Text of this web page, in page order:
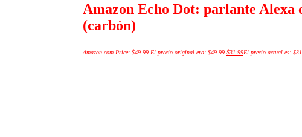
Amazon Echo Dot: parlante
(carbón)
Amazon.com Price: $49.99 El precio original era: $49.99. $31.99El precio actual es: